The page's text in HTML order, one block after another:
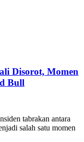
Disorot, Momen
Bull
tabrakan antara
salah satu momen